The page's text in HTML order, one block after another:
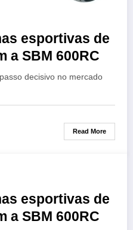
esportivas de
a SBM 600RC
decisivo no mercado
Read More
esportivas de
a SBM 600RC